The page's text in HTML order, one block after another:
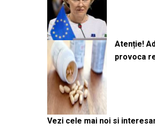
Atenție!
provoca
Vezi cele mai noi si